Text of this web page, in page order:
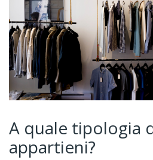
A quale tipologia
appartieni?